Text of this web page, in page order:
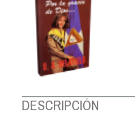
DESCRIPCIÓN